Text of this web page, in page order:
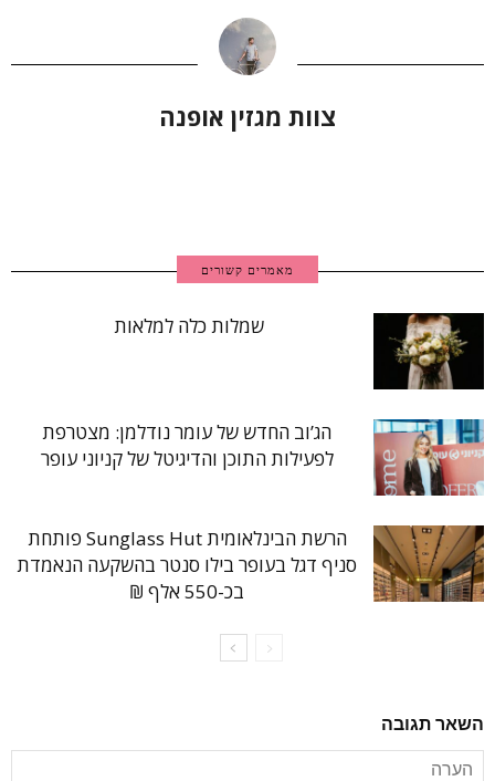
צוות מגזין אופנה
מאמרים קשורים
שמלות כלה למלאות
הג’וב החדש של עומר נודלמן: מצטרפת
לפעילות התוכן והדיגיטל של קניוני עופר
הרשת הבינלאומית Sunglass Hut פותחת
סניף דגל בעופר בילו סנטר בהשקעה הנאמדת
בכ-550 אלף ₪
השאר תגובה